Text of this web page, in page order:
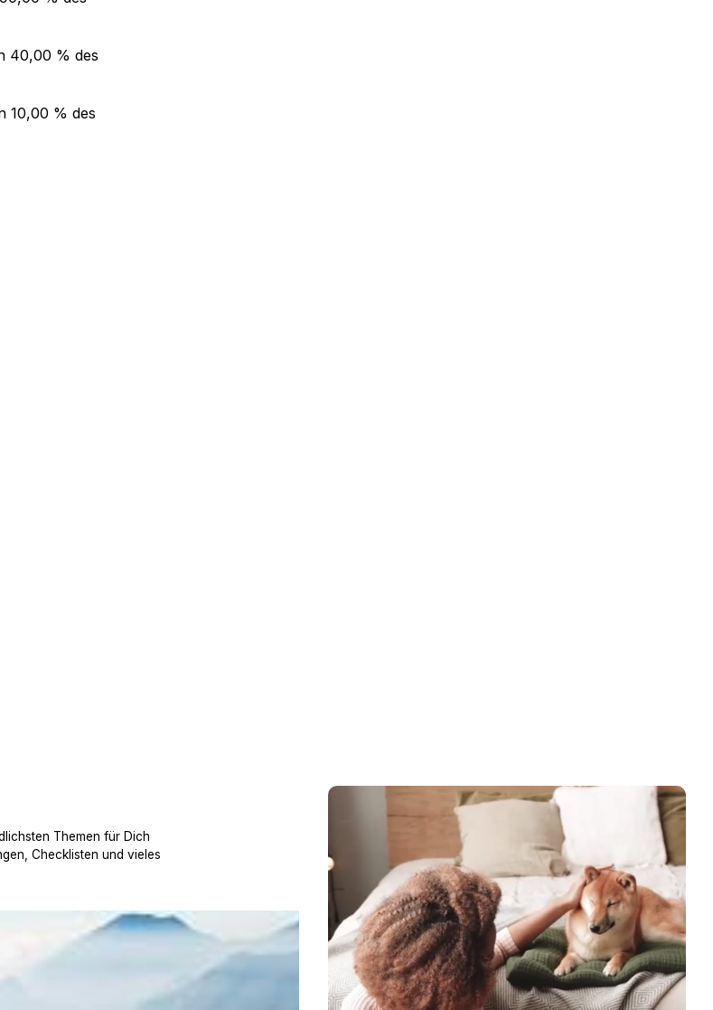
40,00 % des
10,00 % des
Themen für Dich
Checklisten und vieles